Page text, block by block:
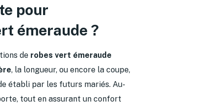
pour
émeraude ?
de robes vert émeraude
, la longueur, ou encore la coupe,
établi par les futurs mariés. Au-
tout en assurant un confort